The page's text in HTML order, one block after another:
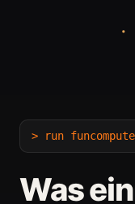
> run
Was